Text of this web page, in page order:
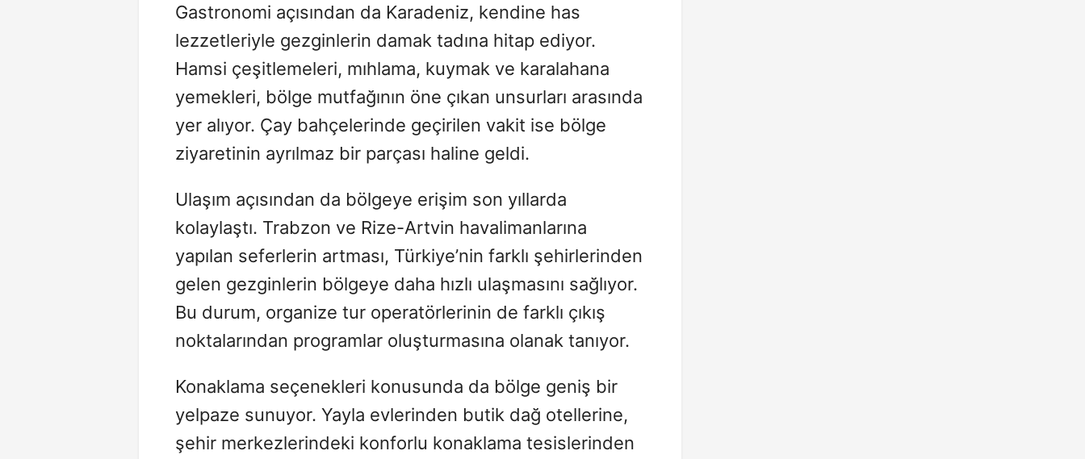
Gastronomi açısından da Karadeniz, kendine has
lezzetleriyle gezginlerin damak tadına hitap ediyor.
Hamsi çeşitlemeleri, mıhlama, kuymak ve karalahana
yemekleri, bölge mutfağının öne çıkan unsurları arasında
yer alıyor. Çay bahçelerinde geçirilen vakit ise bölge
ziyaretinin ayrılmaz bir parçası haline geldi.
Ulaşım açısından da bölgeye erişim son yıllarda
kolaylaştı. Trabzon ve Rize-Artvin havalimanlarına
yapılan seferlerin artması, Türkiye’nin farklı şehirlerinden
gelen gezginlerin bölgeye daha hızlı ulaşmasını sağlıyor.
Bu durum, organize tur operatörlerinin de farklı çıkış
noktalarından programlar oluşturmasına olanak tanıyor.
Konaklama seçenekleri konusunda da bölge geniş bir
yelpaze sunuyor. Yayla evlerinden butik dağ otellerine,
şehir merkezlerindeki konforlu konaklama tesislerinden